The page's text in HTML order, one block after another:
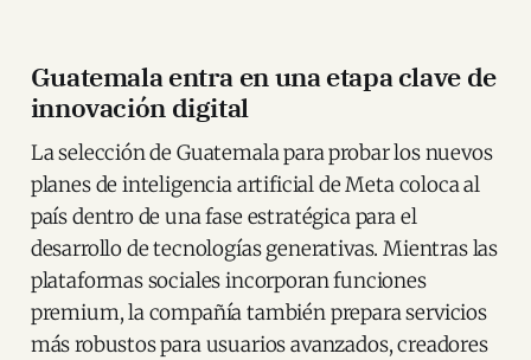
Guatemala entra en una etapa clave de
innovación digital
La selección de Guatemala para probar los nuevos
planes de inteligencia artificial de Meta coloca al
país dentro de una fase estratégica para el
desarrollo de tecnologías generativas. Mientras las
plataformas sociales incorporan funciones
premium, la compañía también prepara servicios
más robustos para usuarios avanzados, creadores